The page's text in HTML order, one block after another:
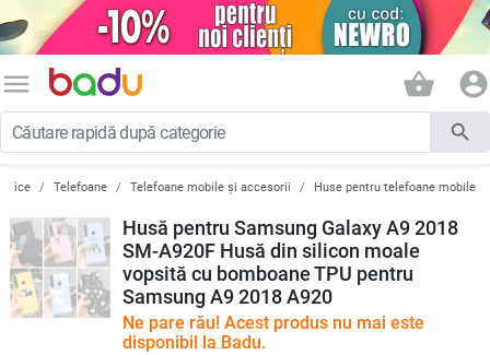
menu shopping_basket account_circle
search
Telefoane Telefoane mobile și accesorii Huse pentru telefoane mobile
Husă pentru Samsung Galaxy A9 2018
SM-A920F Husă din silicon moale
vopsită cu bomboane TPU pentru
Samsung A9 2018 A920
Ne pare rău! Acest produs nu mai este
disponibil la Badu.